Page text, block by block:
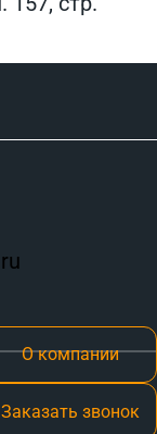
О компании
Заказать звонок